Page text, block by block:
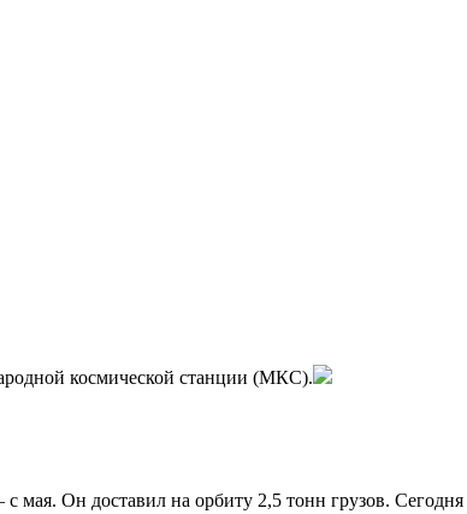
космической станции (МКС).
Он доставил на орбиту 2,5 тонн грузов. Сегодня